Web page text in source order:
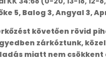
5, Balog 3, Angyal 3,
követően rövid
zárkóztunk,
miatt nem